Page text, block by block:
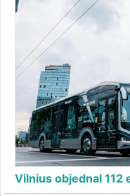
Vilnius objednal 112